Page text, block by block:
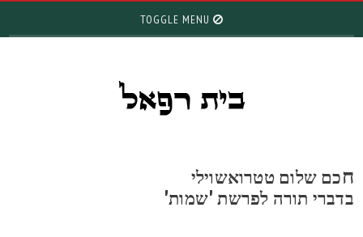
TOGGLE MENU
כם שלום טטרואשוילי
תורה לפרשת 'שמות'